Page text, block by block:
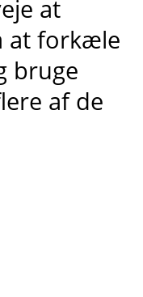
at
at forkæle
bruge
af de